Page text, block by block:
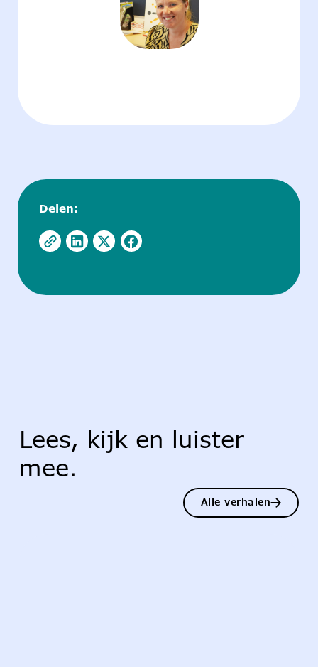
Delen:
Lees, kijk en luister
mee.
Alle verhalen